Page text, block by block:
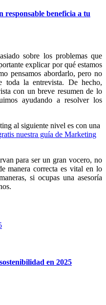
responsable beneficia a tu
sobre los problemas que
explicar por qué estamos
pensamos abordarlo, pero no
toda la entrevista. De hecho,
con un breve resumen de lo
ayudando a resolver los
al siguiente nivel es con una
nuestra guía de Marketing
para ser un gran vocero, no
manera correcta es vital en lo
si ocupas una asesoría
en 2025